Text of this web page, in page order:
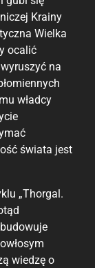
Krainy
Wielka
ocalić
na
władcy
świata jest
„Thorgal.
wiedzę o